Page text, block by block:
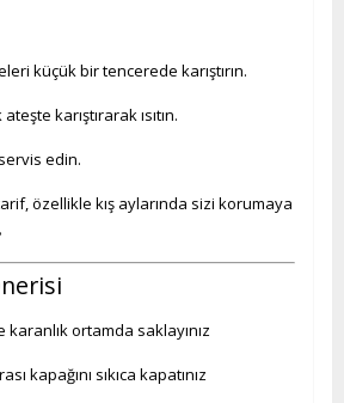
küçük bir tencerede karıştırın.
karıştırarak ısıtın.
edin.
özellikle kış aylarında sizi korumaya
karanlık ortamda saklayınız
kapağını sıkıca kapatınız